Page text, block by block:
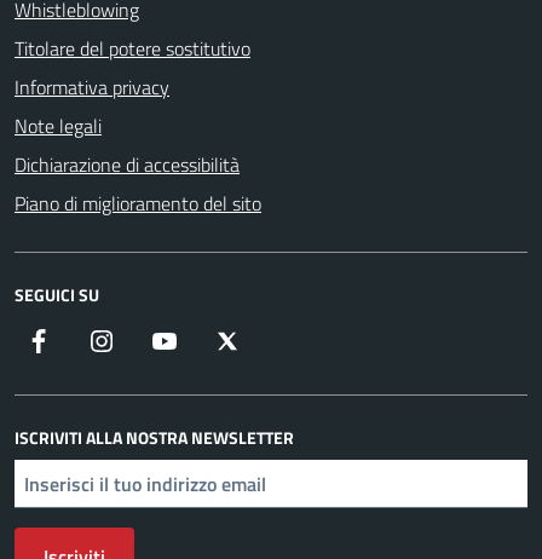
Whistleblowing
Titolare del potere sostitutivo
Informativa privacy
Note legali
Dichiarazione di accessibilità
Piano di miglioramento del sito
SEGUICI SU
Facebook Instagram YouTube
ISCRIVITI ALLA NOSTRA NEWSLETTER